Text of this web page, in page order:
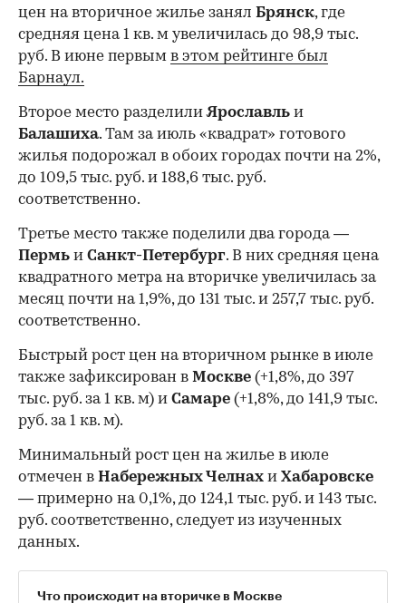
цен на вторичное жилье занял Брянск, где
средняя цена 1 кв. м увеличилась до 98,9 тыс.
руб. В июне первым в этом рейтинге был
Барнаул.
Второе место разделилиЯрославль и
Балашиха. Там за июль «квадрат» готового
жилья подорожал в обоих городах почти на 2%,
до 109,5 тыс. руб. и 188,6 тыс. руб.
соответственно.
Третье место также поделили два города —
Пермь и Санкт-Петербург. В них средняя цена
квадратного метра на вторичке увеличилась за
месяц почти на 1,9%, до 131 тыс. и 257,7 тыс. руб.
соответственно.
Быстрый рост цен на вторичном рынке в июле
также зафиксирован в Москве (+1,8%, до 397
тыс. руб. за 1 кв. м) и Самаре (+1,8%, до 141,9 тыс.
руб. за 1 кв. м).
Минимальный рост цен на жилье в июле
отмечен в Набережных Челнах и Хабаровске
— примерно на 0,1%, до 124,1 тыс. руб. и 143 тыс.
руб. соответственно, следует из изученных
данных.
Что происходит на вторичке в Москве